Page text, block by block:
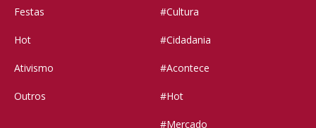
Festas
Hot
Ativismo
Outros
#Cultura
#Cidadania
#Acontece
#Hot
#Mercado